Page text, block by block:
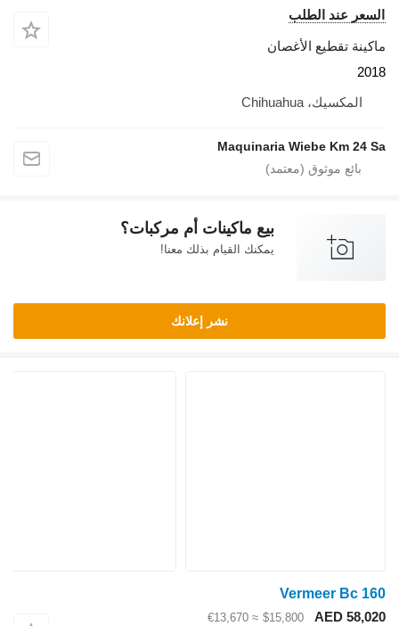
عند الطلب
تقطيع الأغصان
المكسيك، Chihuahua
Maquinaria Wiebe Km 24
بيع ماكينات أم مركبات؟
يمكنك القيام بذلك معنا!
نشر إعلانك
Vermeer Bc
AED
$15,800
≈ €13,670